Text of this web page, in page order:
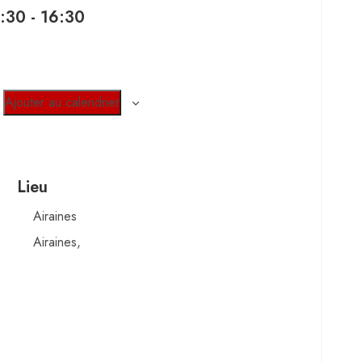
- 16:30
Ajouter au calendrier
Lieu
Airaines
Airaines,